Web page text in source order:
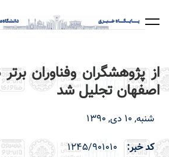
از پژوهشگران وفناوران
اصفهان تجليل شد
شنبه, 10 دی, 1390
کد خبر
1245/901010